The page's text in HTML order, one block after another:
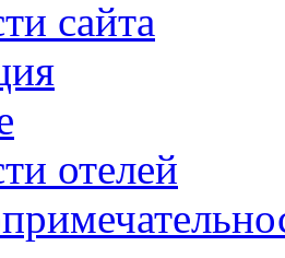
сайта
отелей